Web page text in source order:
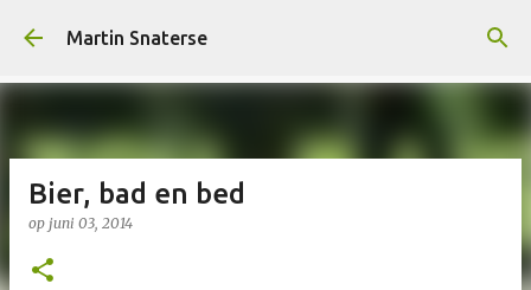
Doorgaan naar hoofdcontent
Martin Snaterse
Bier, bad en bed
op juni 03, 2014